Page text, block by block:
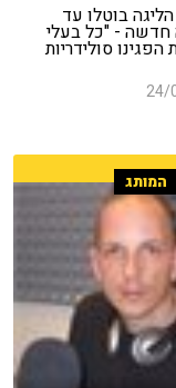
בוטלו עד
חדשה - "כל בעלי
הפגינו סולידריות
24/
המותג